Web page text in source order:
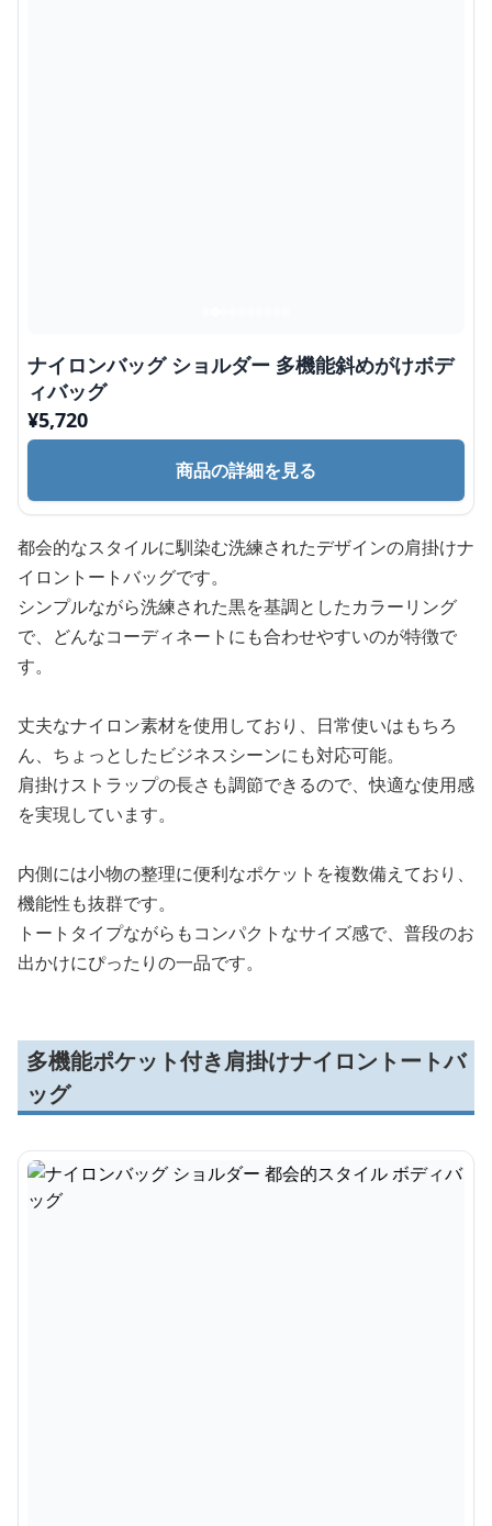
ナイロンバッグ ショルダー 多機能斜めがけボデ
ィバッグ
¥5,720
商品の詳細を見る
都会的なスタイルに馴染む洗練されたデザインの肩掛けナ
イロントートバッグです。
シンプルながら洗練された黒を基調としたカラーリング
で、どんなコーディネートにも合わせやすいのが特徴で
す。
丈夫なナイロン素材を使用しており、日常使いはもちろ
ん、ちょっとしたビジネスシーンにも対応可能。
肩掛けストラップの長さも調節できるので、快適な使用感
を実現しています。
内側には小物の整理に便利なポケットを複数備えており、
機能性も抜群です。
トートタイプながらもコンパクトなサイズ感で、普段のお
出かけにぴったりの一品です。
多機能ポケット付き肩掛けナイロントートバ
ッグ